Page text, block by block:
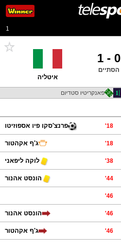
1
0
-
1
הסתיים
איטליה
פאנקריטיו סטדיום
18
' פרנצ'סקו פיו אספוזיטו
18
' ג'ף אקהטור
38
' לוקה ליפאני
44
' הונסט אהנור
46
'
46
' הונסט אהנור
46
' ג'ף אקהטור